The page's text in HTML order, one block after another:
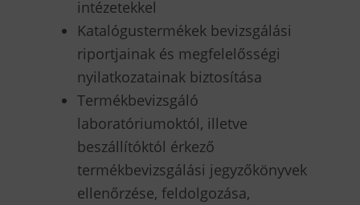
intézetekkel
Katalógustermékek bevizsgálási
riportjainak és megfelelősségi
nyilatkozatainak biztosítása
Termékbevizsgáló
laboratóriumoktól, illetve
beszállítóktól érkező
termékbevizsgálási jegyzőkönyvek
ellenőrzése, feldolgozása,